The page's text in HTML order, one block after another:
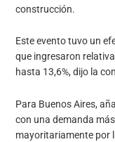
construcción.
Este evento tuvo un
que ingresaron
hasta 13,6%, dijo la
Para Buenos Aires,
con una demanda
mayoritariamente por